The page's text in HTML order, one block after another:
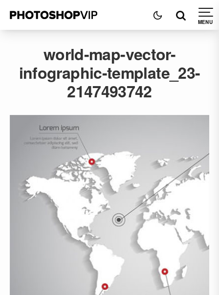
world-map-vector-
infographic-template_23-
2147493742